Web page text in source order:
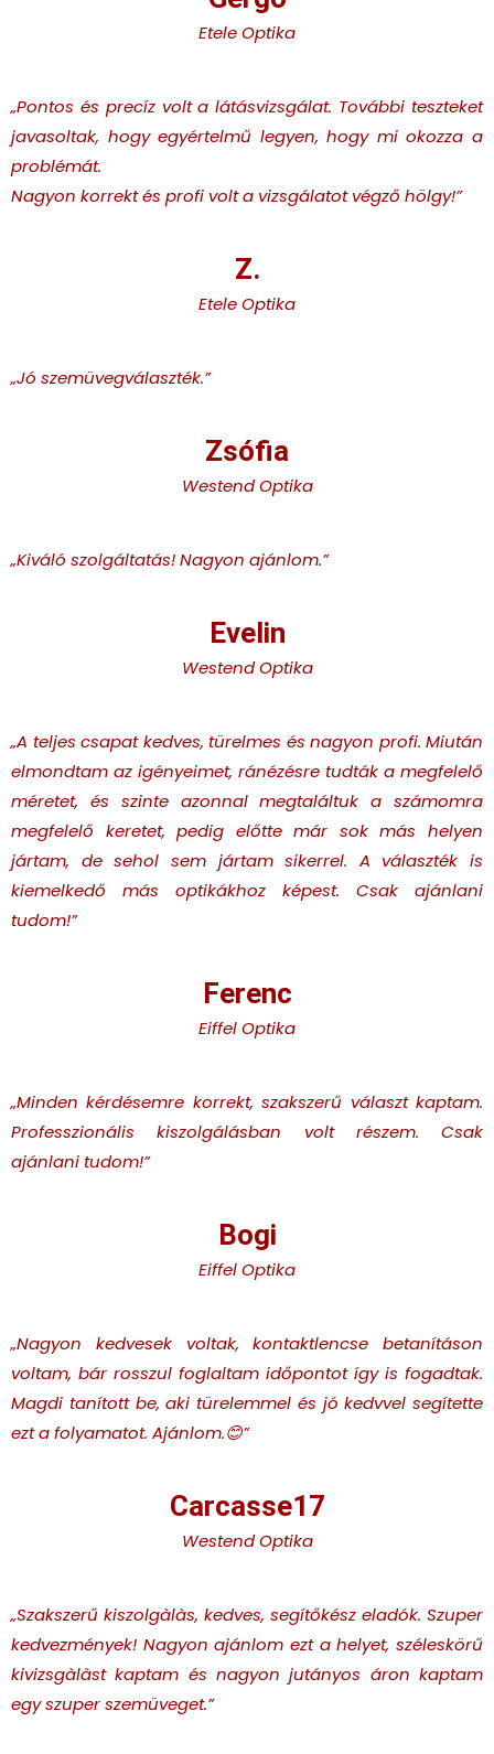
Etele Optika
„Pontos és precíz volt a látásvizsgálat. További teszteket
javasoltak, hogy egyértelmű legyen, hogy mi okozza a
problémát.
Nagyon korrekt és profi volt a vizsgálatot végző hölgy!”
Z.
Etele Optika
„Jó szemüvegválaszték.”
Zsófia
Westend Optika
„Kiváló szolgáltatás! Nagyon ajánlom.”
Evelin
Westend Optika
„A teljes csapat kedves, türelmes és nagyon profi. Miután
elmondtam az igényeimet, ránézésre tudták a megfelelő
méretet, és szinte azonnal megtaláltuk a számomra
megfelelő keretet, pedig előtte már sok más helyen
jártam, de sehol sem jártam sikerrel. A választék is
kiemelkedő más optikákhoz képest. Csak ajánlani
tudom!”
Ferenc
Eiffel Optika
„Minden kérdésemre korrekt, szakszerű választ kaptam.
Professzionális kiszolgálásban volt részem. Csak
ajánlani tudom!”
Bogi
Eiffel Optika
„Nagyon kedvesek voltak, kontaktlencse betanításon
voltam, bár rosszul foglaltam időpontot így is fogadtak.
Magdi tanított be, aki türelemmel és jó kedvvel segítette
ezt a folyamatot. Ajánlom.😊”
Carcasse17
Westend Optika
„Szakszerű kiszolgàlàs, kedves, segítőkész eladók. Szuper
kedvezmények! Nagyon ajánlom ezt a helyet, széleskörű
kivizsgàlàst kaptam és nagyon jutányos áron kaptam
egy szuper szemüveget.”